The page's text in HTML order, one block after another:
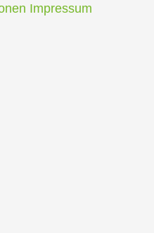
Impressum